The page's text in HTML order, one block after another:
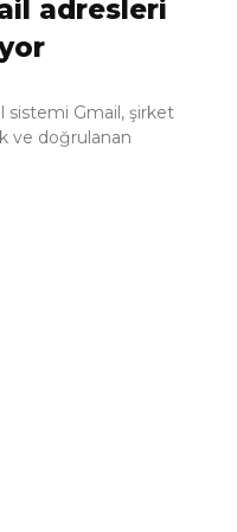
adresleri
sistemi Gmail, şirket
ve doğrulanan